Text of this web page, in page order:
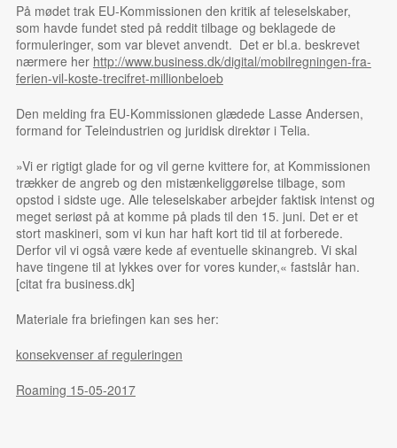
På mødet trak EU-Kommissionen den kritik af teleselskaber,
som havde fundet sted på reddit tilbage og beklagede de
formuleringer, som var blevet anvendt. Det er bl.a. beskrevet
nærmere her http://www.business.dk/digital/mobilregningen-fra-
ferien-vil-koste-trecifret-millionbeloeb
Den melding fra EU-Kommissionen glædede Lasse Andersen,
formand for Teleindustrien og juridisk direktør i Telia.
»Vi er rigtigt glade for og vil gerne kvittere for, at Kommissionen
trækker de angreb og den mistænkeliggørelse tilbage, som
opstod i sidste uge. Alle teleselskaber arbejder faktisk intenst og
meget seriøst på at komme på plads til den 15. juni. Det er et
stort maskineri, som vi kun har haft kort tid til at forberede.
Derfor vil vi også være kede af eventuelle skinangreb. Vi skal
have tingene til at lykkes over for vores kunder,« fastslår han.
[citat fra business.dk]
Materiale fra briefingen kan ses her:
konsekvenser af reguleringen
Roaming 15-05-2017